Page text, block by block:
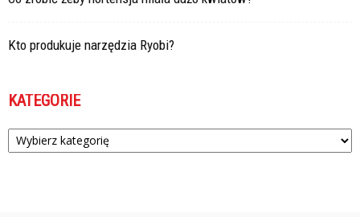
Kto produkuje narzędzia Ryobi?
KATEGORIE
Kategorie